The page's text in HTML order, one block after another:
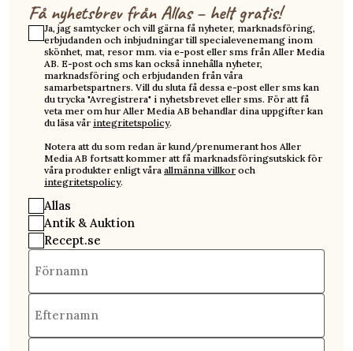
Få nyhetsbrev från Allas – helt gratis!
Ja, jag samtycker och vill gärna få nyheter, marknadsföring,
erbjudanden och inbjudningar till specialevenemang inom
skönhet, mat, resor mm. via e-post eller sms från Aller Media
AB. E-post och sms kan också innehålla nyheter,
marknadsföring och erbjudanden från våra
samarbetspartners. Vill du sluta få dessa e-post eller sms kan
du trycka "Avregistrera" i nyhetsbrevet eller sms. För att få
veta mer om hur Aller Media AB behandlar dina uppgifter kan
du läsa vår integritetspolicy.
Notera att du som redan är kund/prenumerant hos Aller
Media AB fortsatt kommer att få marknadsföringsutskick för
våra produkter enligt våra allmänna villkor och
integritetspolicy.
Allas
Antik & Auktion
Recept.se
Förnamn
Efternamn